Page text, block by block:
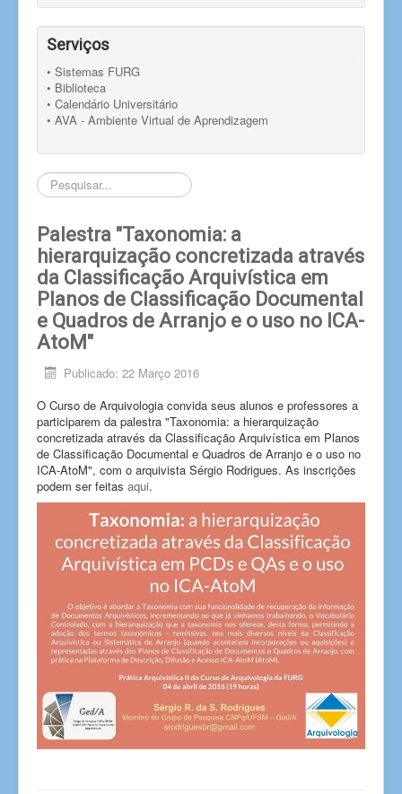
Serviços
• Sistemas FURG
• Biblioteca
• Calendário Universitário
• AVA - Ambiente Virtual de Aprendizagem
Pesquisar...
Palestra "Taxonomia: a
hierarquização concretizada através
da Classificação Arquivística em
Planos de Classificação Documental
e Quadros de Arranjo e o uso no ICA-
AtoM"
Publicado: 22 Março 2016
O Curso de Arquivologia convida seus alunos e professores a
participarem da palestra "Taxonomia: a hierarquização
concretizada através da Classificação Arquivística em Planos
de Classificação Documental e Quadros de Arranjo e o uso no
ICA-AtoM", com o arquivista Sérgio Rodrigues. As inscrições
podem ser feitas aqui.